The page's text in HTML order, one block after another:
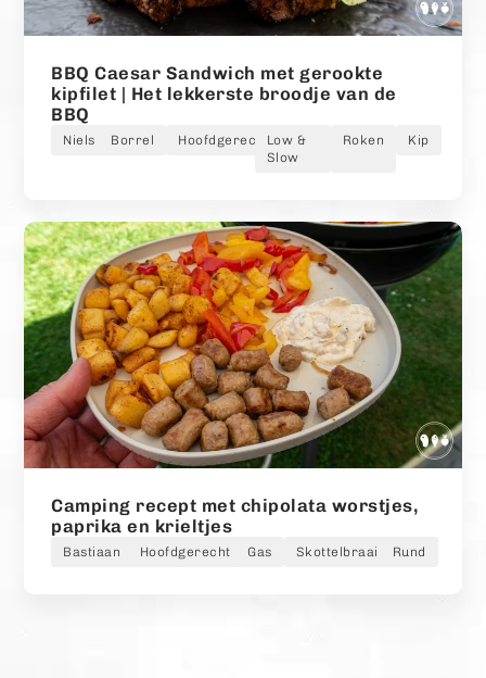
BBQ Caesar Sandwich met gerookte
kipfilet | Het lekkerste broodje van de
BBQ
Niels Borrel HoofdgerechtLow &
Slow
Roken Kip
Camping recept met chipolata worstjes,
paprika en krieltjes
Bastiaan Hoofdgerecht Gas Skottelbraai Rund